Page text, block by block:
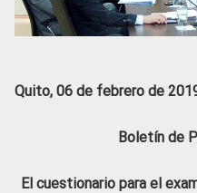
Quito, 06 de febrero de
Boletín de
El cuestionario para el